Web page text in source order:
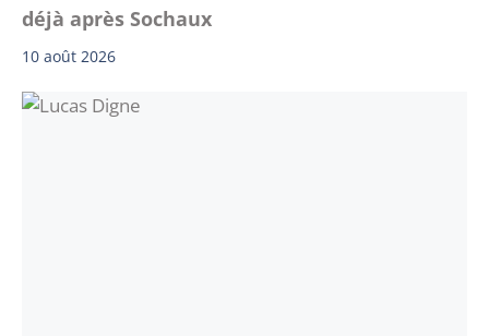
déjà après Sochaux
10 août 2026